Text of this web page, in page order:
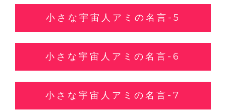
小さな宇宙人アミの名言-5
小さな宇宙人アミの名言-6
小さな宇宙人アミの名言-7